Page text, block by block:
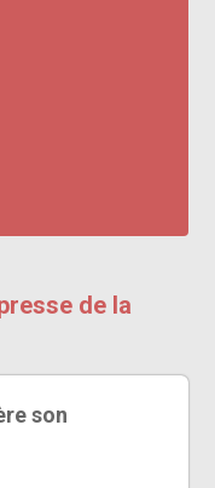
de la
son